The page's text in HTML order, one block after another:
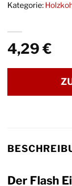
4,29€
Kategorie:
Der Flash